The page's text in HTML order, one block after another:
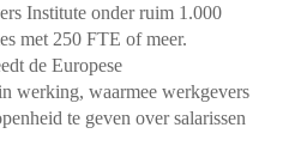
Institute onder ruim 1.000
met 250 FTE of meer.
de Europese
werking, waarmee werkgevers
te geven over salarissen